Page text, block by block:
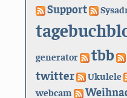
Support
generator
tbb
twitter Ukulele
webcam